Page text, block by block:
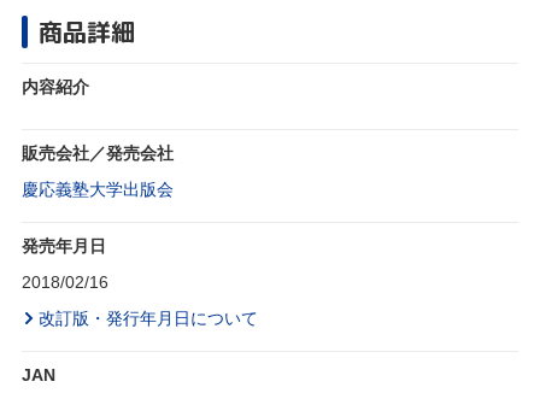
商品詳細
内容紹介
販売会社／発売会社
慶応義塾大学出版会
発売年月日
2018/02/16
改訂版・発行年月日について
JAN